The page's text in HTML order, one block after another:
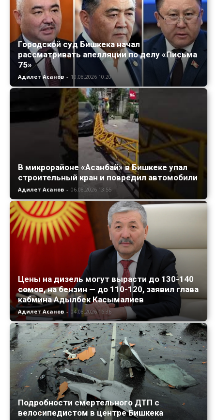
Городской суд Бишкека начал
рассматривать апелляции по делу «Письма
75»
Адилет Асанов - 10.08.2026 10:20
В микрорайоне «Асанбай» в Бишкеке упал
строительный кран и повредил автомобили
Адилет Асанов - 06.08.2026 13:55
Цены на дизель могут вырасти до 130-140
сомов, на бензин — до 110-120, заявил глава
кабмина Адылбек Касымалиев
Адилет Асанов - 04.08.2026 16:36
Подробности смертельного ДТП с
велосипедистом в центре Бишкека